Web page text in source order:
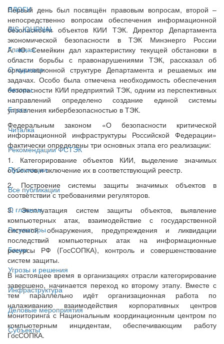
БЛОГИ
BIS JOURNAL
Главная
О журнале
Авторы
Блоги
Читалка
Рекомендации ФСТЭК
Публикации
Все публикации
О главном
Регуляторы
Банки
Угрозы и решения
Инфраструктура
Деловые мероприятия
Субъекты
Первый день был посвящён правовым вопросам, второй –
непосредственно вопросам обеспечения информационной
безопасности объектов КИИ ТЭК. Директор Департамента
экономической безопасности в ТЭК Минэнерго России
А. Ю. Семейкин дал характеристику текущей обстановки в
области борьбы с правонарушениями ТЭК, рассказал об
организационной структуре Департамента и решаемых им
задачах. Особо была отмечена необходимость обеспечения
безопасности КИИ предприятий ТЭК, одним из перспективных
направлений определено создание единой системы
управления кибербезопасностью в ТЭК.
Федеральным законом «О безопасности критической
информационной инфраструктуры Российской Федерации»
фактически определены три основных этапа его реализации:
1. Категорирование объектов КИИ, выделение значимых
объектов и включение их в соответствующий реестр.
2. Построение системы защиты значимых объектов в
соответствии с требованиями регуляторов.
3. Эксплуатация систем защиты объектов, выявление
компьютерных атак, взаимодействие с государственной
системой обнаружения, предупреждения и ликвидации
последствий компьютерных атак на информационные
ресурсы РФ (ГосСОПКА), контроль и совершенствование
систем защиты.
В настоящее время в организациях отрасли категорирование
завершено, начинается переход ко второму этапу. Вместе с
тем параллельно идёт организационная работа по
налаживанию взаимодействия корпоративных центров
мониторинга с Национальным координационным центром по
компьютерным инцидентам, обеспечивающим работу
ГосСОПКА.